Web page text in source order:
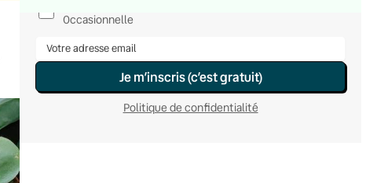
Occasionnelle
Je m’inscris (c’est gratuit)
Politique de confidentialité